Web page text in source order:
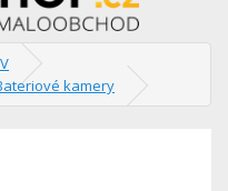
kamery